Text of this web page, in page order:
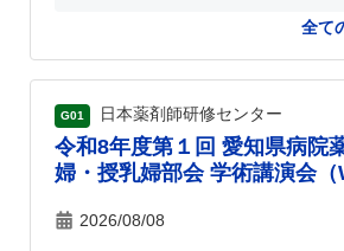
全て
G01 日本薬剤師研修センター
令和8年度第１回 愛知県病院
婦・授乳婦部会 学術講演会（
2026/08/08